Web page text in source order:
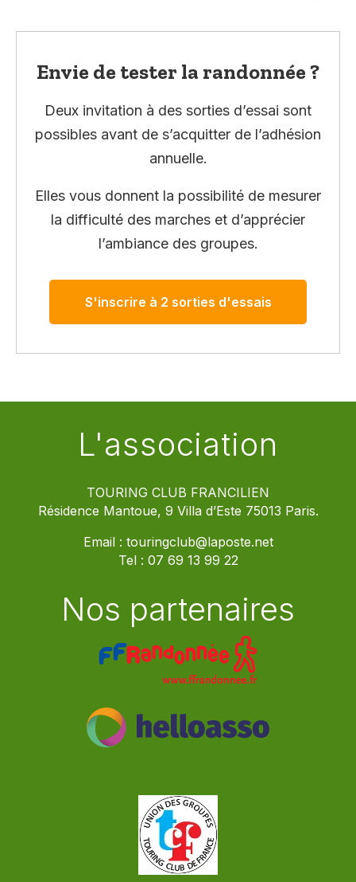
Envie de tester la randonnée ?
Deux invitation à des sorties d’essai sont
possibles avant de s’acquitter de l’adhésion
annuelle.
Elles vous donnent la possibilité de mesurer
la difficulté des marches et d’apprécier
l’ambiance des groupes.
S'inscrire à 2 sorties d'essais
L'association
TOURING CLUB FRANCILIEN
Résidence Mantoue, 9 Villa d’Este 75013 Paris.
Email : touringclub@laposte.net
Tel : 07 69 13 99 22
Nos partenaires